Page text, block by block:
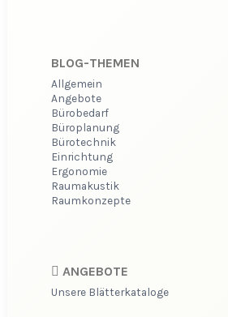
BLOG-THEMEN
Allgemein
Angebote
Bürobedarf
Büroplanung
Bürotechnik
Einrichtung
Ergonomie
Raumakustik
Raumkonzepte
ANGEBOTE
Unsere Blätterkataloge